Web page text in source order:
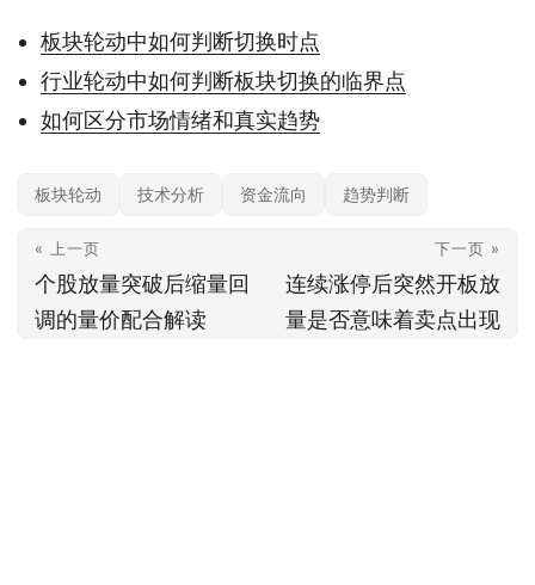
板块轮动中如何判断切换时点
行业轮动中如何判断板块切换的临界点
如何区分市场情绪和真实趋势
板块轮动 技术分析 资金流向 趋势判断
« 上一页
个股放量突破后缩量回
调的量价配合解读
下一页 »
连续涨停后突然开板放
量是否意味着卖点出现